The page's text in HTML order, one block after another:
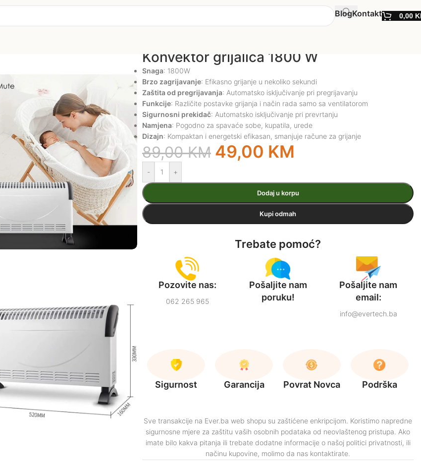
BlogKontakt 0,00
Konvektor grijalica 1800 W
Snaga: 1800W
Brzo zagrijavanje: Efikasno grijanje u nekoliko sekundi
Zaštita od pregrijavanja: Automatsko isključivanje pri pregrijavanju
Funkcije: Različite postavke grijanja i način rada samo sa ventilatorom
Sigurnosni prekidač: Automatsko isključivanje pri prevrtanju
Namjena: Pogodno za spavaće sobe, kupatila, urede
Dizajn: Kompaktan i energetski efikasan, smanjuje račune za grijanje
89,00KM 49,00 KM
- +
Dodaj u korpu
Kupi odmah
Trebate pomoć?
Pozovite nas:
062 265 965
Pošaljite nam
poruku!
Pošaljite nam
email:
info@evertech.ba
Sigurnost Garancija Povrat Novca Podrška
Sve transakcije na Ever.ba web shopu su zaštićene enkripcijom. Koristimo napredne
sigurnosne mjere za zaštitu vaših osobnih podataka od neovlaštenog pristupa. Ako
imate bilo kakva pitanja ili trebate dodatne informacije o našoj politici privatnosti, ili
načinu kupovine, molimo da nas kontaktirate.